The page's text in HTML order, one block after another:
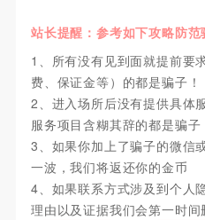
站长提醒：参考如下攻略防范
1、所有没有见到面就提前要
费、保证金等）的都是骗子！
2、进入场所后没有提供具体
服务项目含糊其辞的都是骗子
3、如果你加上了骗子的微信
一波，我们将返还你的金币
4、如果联系方式涉及到个人
理由以及证据我们会第一时间